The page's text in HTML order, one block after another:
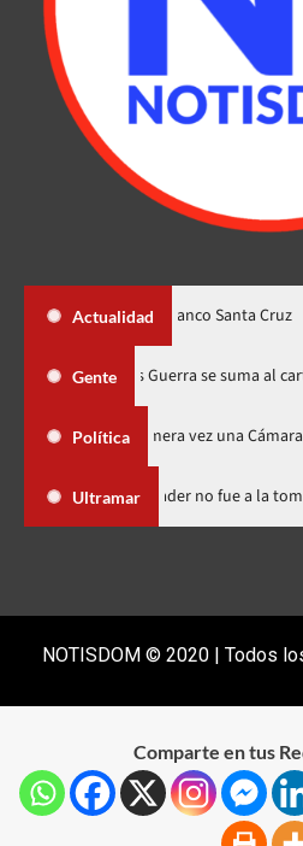
Actualidad
“AA-” al Banco Santa Cruz
Gente Juan Luis Guerra
Política
por primera vez una Cámara de
Ultramar Luis Abinader
NOTISDOM © 2020 | Todos
Comparte en tus